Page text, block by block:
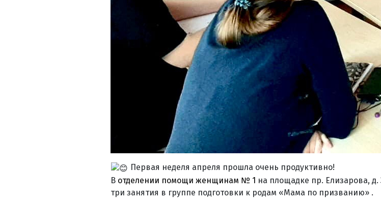
Первая неделя апреля прошла очень продуктивно!
В отделении помощи женщинам № 1 на площадке пр. Елизарова,
три занятия в группе подготовки к родам «Мама по призванию» .